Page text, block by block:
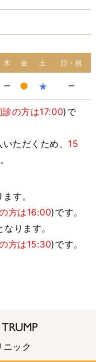
木 金 土 日・祝
ー ★ ー
診の方は17:00)で
ただくため、 15
す。
方は16:00)です。
ります。
方は15:30)です。
ック